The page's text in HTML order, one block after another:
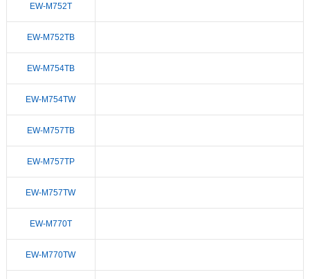
EW-M752T
EW-M752TB
EW-M754TB
EW-M754TW
EW-M757TB
EW-M757TP
EW-M757TW
EW-M770T
EW-M770TW